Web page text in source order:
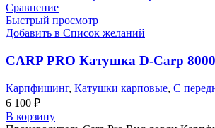
Сравнение
Быстрый просмотр
Добавить в Список желаний
CARP PRO Катушкa D-Carp
Карпфишинг, Катушки карповые, С
6 100 ₽
В корзину